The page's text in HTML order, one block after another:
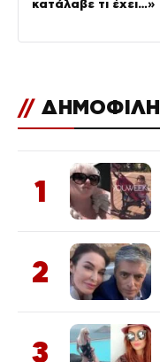
κατάλαβε τι έχει…»
// ΔΗΜΟΦΙΛΗ
1
2
3